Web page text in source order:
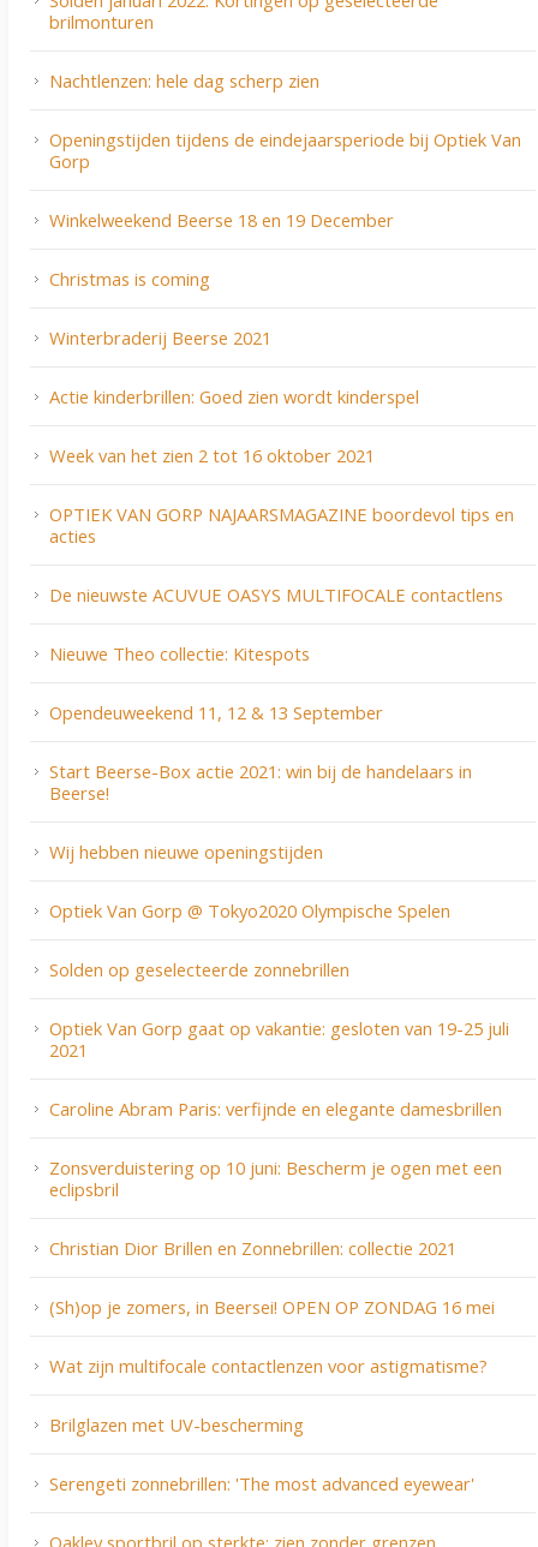
brilmonturen
Nachtlenzen: hele dag scherp zien
Openingstijden tijdens de eindejaarsperiode bij Optiek Van
Gorp
Winkelweekend Beerse 18 en 19 December
Christmas is coming
Winterbraderij Beerse 2021
Actie kinderbrillen: Goed zien wordt kinderspel
Week van het zien 2 tot 16 oktober 2021
OPTIEK VAN GORP NAJAARSMAGAZINE boordevol tips en
acties
De nieuwste ACUVUE OASYS MULTIFOCALE contactlens
Nieuwe Theo collectie: Kitespots
Opendeuweekend 11, 12 & 13 September
Start Beerse-Box actie 2021: win bij de handelaars in
Beerse!
Wij hebben nieuwe openingstijden
Optiek Van Gorp @ Tokyo2020 Olympische Spelen
Solden op geselecteerde zonnebrillen
Optiek Van Gorp gaat op vakantie: gesloten van 19-25 juli
2021
Caroline Abram Paris: verfijnde en elegante damesbrillen
Zonsverduistering op 10 juni: Bescherm je ogen met een
eclipsbril
Christian Dior Brillen en Zonnebrillen: collectie 2021
(Sh)op je zomers, in Beersei! OPEN OP ZONDAG 16 mei
Wat zijn multifocale contactlenzen voor astigmatisme?
Brilglazen met UV-bescherming
Serengeti zonnebrillen: 'The most advanced eyewear'
Oakley sportbril op sterkte: zien zonder grenzen